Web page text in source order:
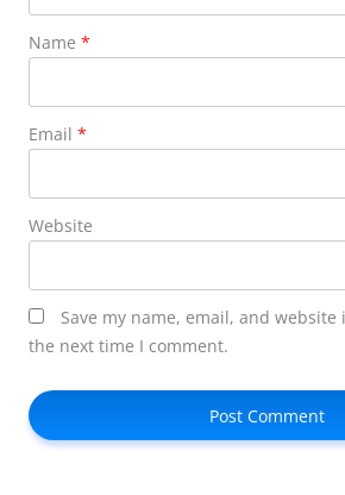
Name *
Email *
Website
Save my name, email, and
the next time I comment.